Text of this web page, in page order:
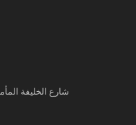
شارع الخليفة